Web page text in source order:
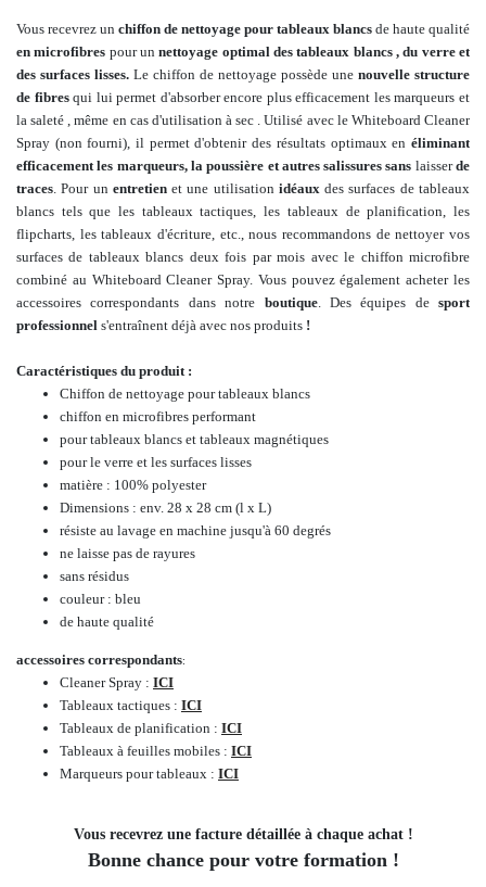
Vous recevrez un chiffon de nettoyage pour tableaux blancs de haute qualité
en microfibres pour unnettoyage optimal des tableaux blancs, du verre et
des surfaces lisses. Le chiffon de nettoyage possède une nouvelle structure
de fibresqui luipermet d'absorber encore plus efficacement les marqueurs et
la saleté, même en cas d'utilisation à sec .Utilisé avec le Whiteboard Cleaner
Spray (non fourni), il permet d'obtenir des résultats optimaux en éliminant
efficacement les marqueurs, la poussière et autres salissures sans laisserde
traces. Pour un entretienet une utilisation idéauxdes surfaces de tableaux
blancs tels que les tableaux tactiques, les tableaux de planification, les
flipcharts, les tableaux d'écriture, etc., nous recommandons de nettoyer vos
surfaces de tableaux blancs deux fois par mois avec le chiffon microfibre
combiné au Whiteboard Cleaner Spray. Vous pouvez également acheter les
accessoires correspondants dans notre boutique. Des équipes de sport
professionnel s'entraînent déjà avec nos produits !
Caractéristiques du produit :
Chiffon de nettoyage pour tableaux blancs
chiffon en microfibres performant
pour tableaux blancs et tableaux magnétiques
pour le verre et les surfaces lisses
matière : 100% polyester
Dimensions : env. 28 x 28 cm (l x L)
résiste au lavage en machine jusqu'à 60 degrés
ne laisse pas de rayures
sans résidus
couleur : bleu
de haute qualité
accessoires correspondants:
Cleaner Spray : ICI
Tableaux tactiques : ICI
Tableaux de planification : ICI
Tableaux à feuilles mobiles : ICI
Marqueurs pour tableaux : ICI
Vous recevrez une facture détaillée à chaque achat !
Bonne chance pour votre formation !